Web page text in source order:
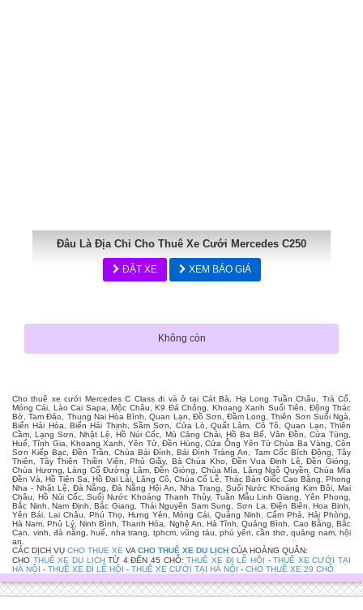
Đâu Là Địa Chỉ Cho Thuê Xe Cưới Mercedes C250
ĐẶT XE XEM BÁO GIÁ
Không còn
Cho thuê xe cưới Mercedes C Class đi và ở tại Cát Bà, Hạ Long Tuần Châu, Trà Cổ,
Móng Cái, Lào Cai Sapa, Mộc Châu, K9 Đá Chông, Khoang Xanh Suối Tiên, Động Thác
Bờ, Tam Đảo, Thung Nai Hòa Bình, Quan Lạn, Đồ Sơn, Đầm Long, Thiên Sơn Suối Ngà,
Biển Hải Hòa, Biển Hải Thịnh, Sầm Sơn, Cửa Lò, Quất Lâm, Cô Tô, Quan Lạn, Thiên
Cầm, Lạng Sơn, Nhật Lệ, Hồ Núi Cốc, Mù Căng Chải, Hồ Ba Bể, Vân Đồn, Cửa Tùng,
Huế, Tĩnh Gia, Khoang Xanh, Yên Tử, Đền Hùng, Cửa Ông Yên Tử Chùa Ba Vàng, Côn
Sơn Kiếp Bạc, Đền Trần, Chùa Bái Đính, Bái Đính Tràng An, Tam Cốc Bích Động, Tây
Thiên, Tây Thiên Thiền Viện, Phủ Giầy, Bà Chúa Kho, Đền Vua Đinh Lê, Đền Gióng,
Chùa Hương, Làng Cổ Đường Lâm, Đền Gióng, Chùa Mía, Lăng Ngô Quyền, Chùa Mía
Đền Và, Hồ Tiên Sa, Hồ Đại Lải, Lăng Cô, Chùa Cổ Lễ, Thác Bản Giốc Cao Bằng, Phong
Nha - Nhật Lệ, Đà Nẵng, Đà Nẵng Hội An, Nha Trang, Suối Nước Khoáng Kim Bôi, Mai
Châu, Hồ Núi Cốc, Suối Nước Khoáng Thanh Thủy, Tuần Mẫu Linh Giang, Yên Phong,
Bắc Ninh, Nam Định, Bắc Giang, Thái Nguyên Sam Sung, Sơn La, Điện Biên, Hoa Binh,
Yên Bái, Lai Châu, Phú Thọ, Hưng Yên, Móng Cái, Quảng Ninh, Cẩm Phả, Hải Phòng,
Hà Nam, Phủ Lý, Ninh Bình, Thanh Hóa, Nghệ An, Hà Tĩnh, Quảng Bình, Cao Bằng, Bắc
Cạn, vinh, đà nẵng, huế, nha trang, tphcm, vũng tàu, phú yên, cần thơ, quảng nam, hội
an.
CÁC DỊCH VỤ CHO THUE XE VA CHO THUÊ XE DU LỊCH CỦA HOÀNG QUÂN:
CHO THUÊ XE DU LỊCHTỪ 4 ĐẾN 45 CHỖ:THUÊ XE ĐI LỄ HỘI -THUÊ XE CƯỚI TẠI
HÀ NỘI - THUÊ XE ĐI LỄ HỘI - THUÊ XE CƯỚI TẠI HÀ NỘI - CHO THUÊ XE 29 CHỖ